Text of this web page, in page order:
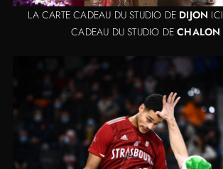
LA CARTE CADEAU DU STUDIO DE DIJON ICI
CADEAU DU STUDIO DECHALON